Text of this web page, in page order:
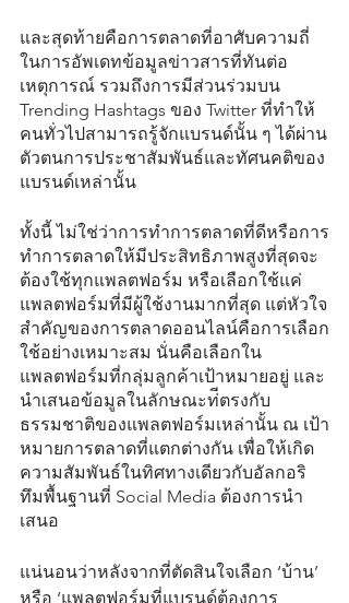
และสุดท้ายคือการตลาดที่อาศับความถี่
ในการอัพเดทข้อมูลข่าวสารที่ทันต่อ
เหตุการณ์ รวมถึงการมีส่วนร่วมบน
Trending Hashtags ของ Twitter ที่ทำให้
คนทั่วไปสามารถรู้จักแบรนด์นั้น ๆ ได้ผ่าน
ตัวตนการประชาสัมพันธ์และทัศนคติของ
แบรนด์เหล่านั้น
ทั้งนี้ ไม่ใช่ว่าการทำการตลาดที่ดีหรือการ
ทำการตลาดให้มีประสิทธิภาพสูงที่สุดจะ
ต้องใช้ทุกแพลตฟอร์ม หรือเลือกใช้แค่
แพลตฟอร์มที่มีผู้ใช้งานมากที่สุด แต่หัวใจ
สำคัญของการตลาดออนไลน์คือการเลือก
ใช้อย่างเหมาะสม นั่นคือเลือกใน
แพลตฟอร์มที่กลุ่มลูกค้าเป้าหมายอยู่ และ
นำเสนอข้อมูลในลักษณะท่ีตรงกับ
ธรรมชาติของแพลตฟอร์มเหล่านั้น ณ เป้า
หมายการตลาดที่แตกต่างกัน เพื่อให้เกิด
ความสัมพันธ์ในทิศทางเดียวกับอัลกอริ
ทึมพื้นฐานที่ Social Media ต้องการนำ
เสนอ
แน่นอนว่าหลังจากที่ตัดสินใจเลือก ‘บ้าน’
หรือ ‘แพลตฟอร์มที่แบรนด์ต้องการ